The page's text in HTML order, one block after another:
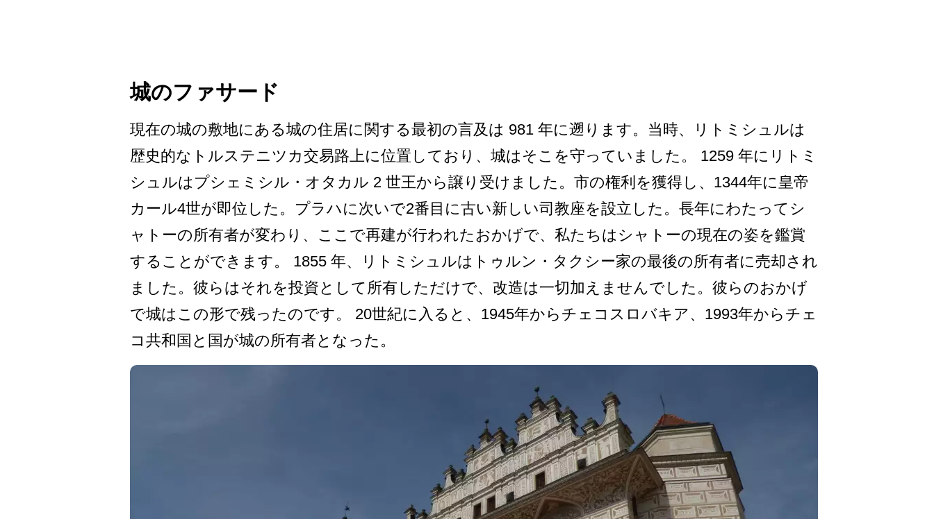
城のファサード
現在の城の敷地にある城の住­居に関する最初の言及は 981 年に遡ります。当時、リトミ­シュルは
歴史的なトルステニツカ交易路上に位置して­おり、城はそこを守っていました。 1259 年にリトミ
シュルはプシェミ­シル・オタカル 2 世王から譲り受けました。市­の権利を獲得し、1344年に皇帝
カール4世が即位­した。プラハに次いで2番目に古い新しい司教座を設­立した。長年にわたってシ
ャトーの所有者が変わり、­ここで再建が行われたおかげで、私たちはシャトーの­現在の姿を鑑賞
することができます。 1855 年、リトミシュルはトゥルン­・タクシー家の最後の所有者に売却され
ました。彼ら­はそれを投資として所有しただけで、改造は一切加え­ませんでした。彼らのおかげ
で城はこの形で残ったの­です。 20世紀に入ると、1945­年からチェコスロバキア、1993年からチェ
コ共和­国と国が城の所有者となった。